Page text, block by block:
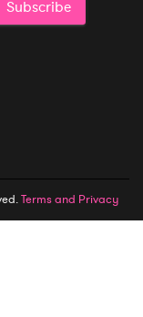
Subscribe
Terms and Privacy